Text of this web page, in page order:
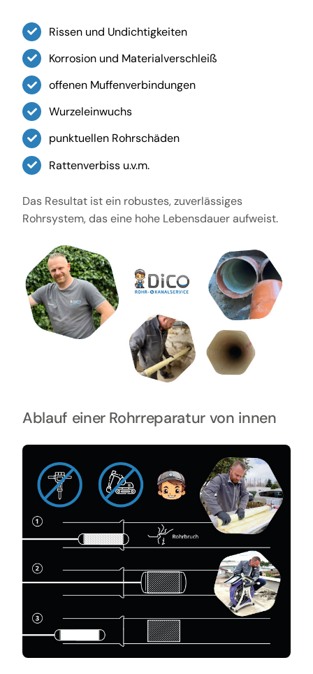
Rissen und Undichtigkeiten
Korrosion und Materialverschleiß
offenen Muffenverbindungen
Wurzeleinwuchs
punktuellen Rohrschäden
Rattenverbiss u.v.m.
Das Resultat ist ein robustes, zuverlässiges
Rohrsystem, das eine hohe Lebensdauer aufweist.
Ablauf einer Rohrreparatur von innen